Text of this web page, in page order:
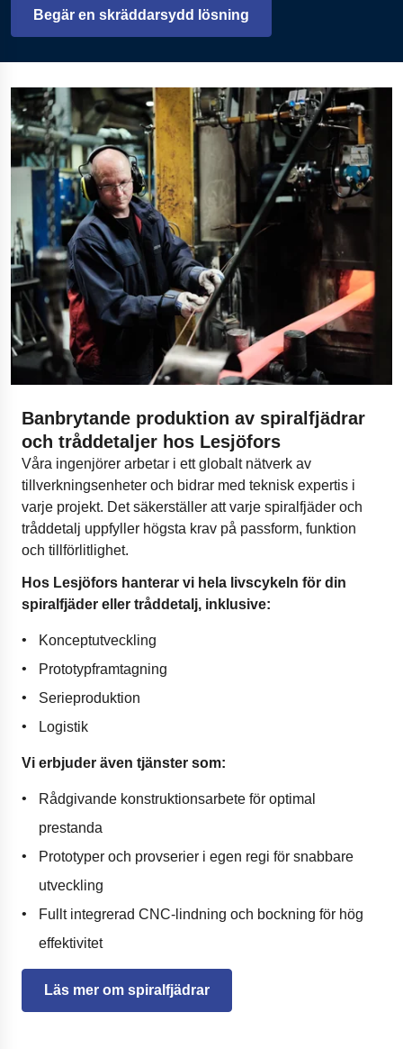
Begär en skräddarsydd lösning
Banbrytande produktion av spiralfjädrar
och tråddetaljer hos Lesjöfors
Våra ingenjörer arbetar i ett globalt nätverk av
tillverkningsenheter och bidrar med teknisk expertis i
varje projekt. Det säkerställer att varje spiralfjäder och
tråddetalj uppfyller högsta krav på passform, funktion
och tillförlitlighet.
Hos Lesjöfors hanterar vi hela livscykeln för din
spiralfjäder eller tråddetalj, inklusive:
Konceptutveckling
Prototypframtagning
Serieproduktion
Logistik
Vi erbjuder även tjänster som:
Rådgivande konstruktionsarbete för optimal
prestanda
Prototyper och provserier i egen regi för snabbare
utveckling
Fullt integrerad CNC-lindning och bockning för hög
effektivitet
Läs mer om spiralfjädrar